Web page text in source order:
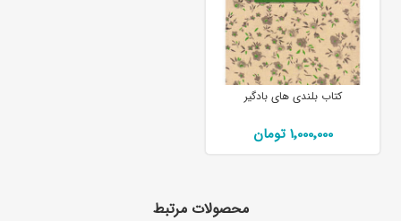
کتاب بلندی های بادگیر
1٬000٬000 تومان
محصولات مرتبط